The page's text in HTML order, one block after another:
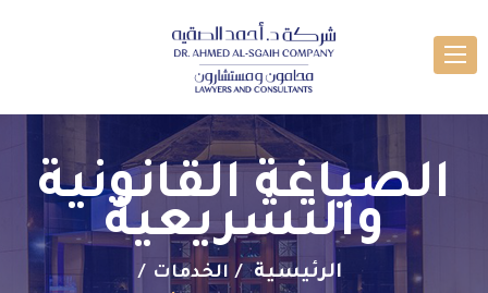
الصياغة القانونية
والتشريعية
الرئيسية
الخدمات